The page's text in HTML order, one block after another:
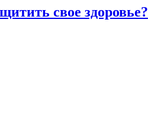
свое здоровье?